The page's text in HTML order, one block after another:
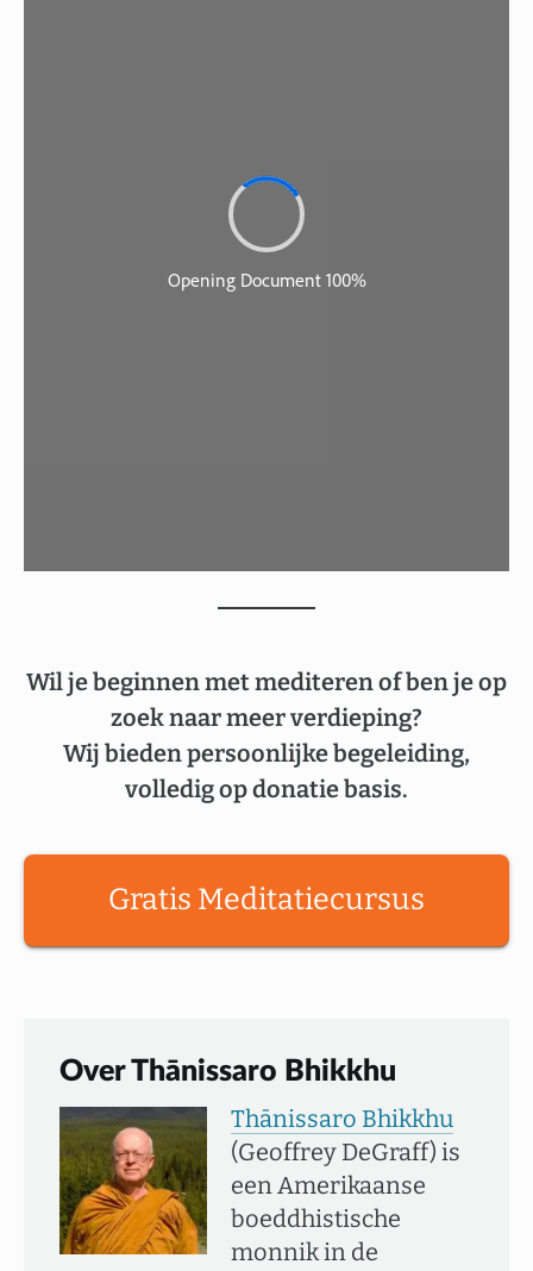
Wil je beginnen met mediteren of ben je op
zoek naar meer verdieping?
Wij bieden persoonlijke begeleiding,
volledig op donatie basis.
Gratis Meditatiecursus
Over Thānissaro Bhikkhu
Thānissaro Bhikkhu
(Geoffrey DeGraff) is
een Amerikaanse
boeddhistische
monnik in de